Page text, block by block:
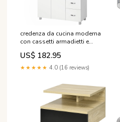
credenza da cucina moderna
con cassetti armadietti e
ripiani aperti 100x39 5x183 5
cm bianco 295642
NTK0091PW
US$ 182.95
★★★★★ 4.0 (16 reviews)